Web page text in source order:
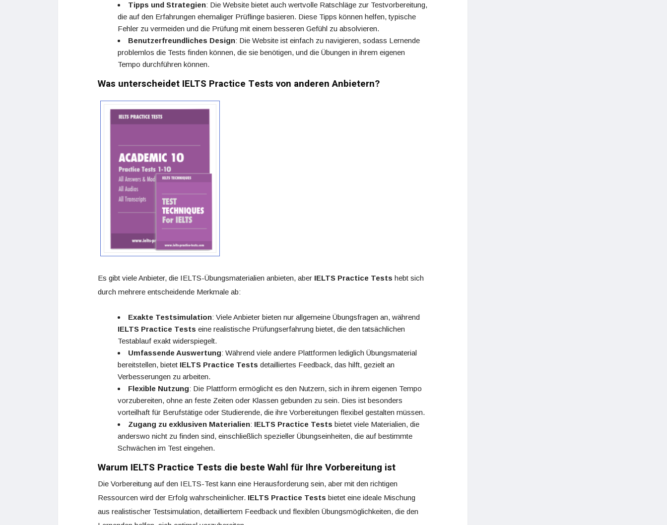
Tipps und Strategien: Die Website bietet auch wertvolle Ratschläge zur Testvorbereitung,
die auf den Erfahrungen ehemaliger Prüflinge basieren. Diese Tipps können helfen, typische
Fehler zu vermeiden und die Prüfung mit einem besseren Gefühl zu absolvieren.
Benutzerfreundliches Design: Die Website ist einfach zu navigieren, sodass Lernende
problemlos die Tests finden können, die sie benötigen, und die Übungen in ihrem eigenen
Tempo durchführen können.
Was unterscheidet IELTS Practice Tests von anderen Anbietern?
Es gibt viele Anbieter, die IELTS-Übungsmaterialien anbieten, aber IELTS Practice Tests hebt sich
durch mehrere entscheidende Merkmale ab:
Exakte Testsimulation: Viele Anbieter bieten nur allgemeine Übungsfragen an, während
IELTS Practice Tests eine realistische Prüfungserfahrung bietet, die den tatsächlichen
Testablauf exakt widerspiegelt.
Umfassende Auswertung: Während viele andere Plattformen lediglich Übungsmaterial
bereitstellen, bietet IELTS Practice Tests detailliertes Feedback, das hilft, gezielt an
Verbesserungen zu arbeiten.
Flexible Nutzung: Die Plattform ermöglicht es den Nutzern, sich in ihrem eigenen Tempo
vorzubereiten, ohne an feste Zeiten oder Klassen gebunden zu sein. Dies ist besonders
vorteilhaft für Berufstätige oder Studierende, die ihre Vorbereitungen flexibel gestalten müssen.
Zugang zu exklusiven Materialien: IELTS Practice Tests bietet viele Materialien, die
anderswo nicht zu finden sind, einschließlich spezieller Übungseinheiten, die auf bestimmte
Schwächen im Test eingehen.
Warum IELTS Practice Tests die beste Wahl für Ihre Vorbereitung ist
Die Vorbereitung auf den IELTS-Test kann eine Herausforderung sein, aber mit den richtigen
Ressourcen wird der Erfolg wahrscheinlicher. IELTS Practice Tests bietet eine ideale Mischung
aus realistischer Testsimulation, detailliertem Feedback und flexiblen Übungsmöglichkeiten, die den